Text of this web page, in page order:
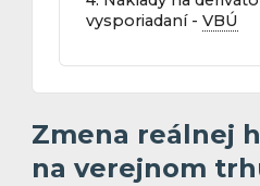
vysporiadaní - VBÚ
Zmena reálnej
na verejnom